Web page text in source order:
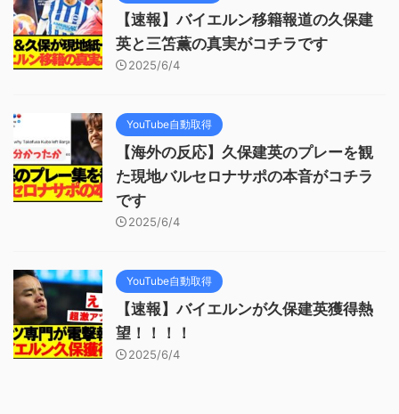
【速報】バイエルン移籍報道の久保建
英と三笘薫の真実がコチラです
2025/6/4
YouTube自動取得
【海外の反応】久保建英のプレーを観
た現地バルセロナサポの本音がコチラ
です
2025/6/4
YouTube自動取得
【速報】バイエルンが久保建英獲得熱
望！！！！
2025/6/4